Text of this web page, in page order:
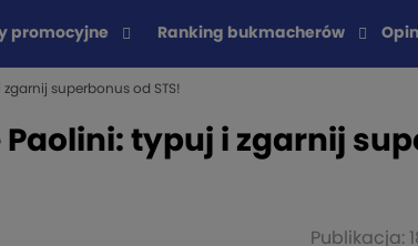
promocyjne Ranking bukmacherów
superbonus od STS!
Paolini: typuj i zgarnij
Publikacja: